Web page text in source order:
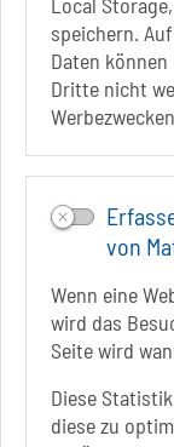
speichern.
Daten
Dritte nicht
von
Wenn eine
wird das
Seite wird
Diese
diese zu